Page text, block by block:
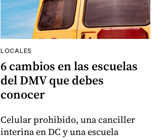
LOCALES
6 cambios en las escuelas
del DMV que debes
conocer
Celular prohibido, una canciller
interina en DC y una escuela